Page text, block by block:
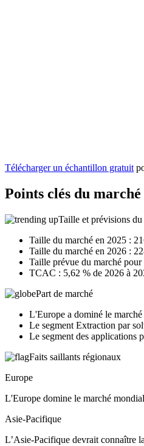
Télécharger un échantillon gratuit
Points clés du
Taille et prévisions
Taille du marché en 2025 :
Taille du marché en 2026 :
Taille prévue du marché
TCAC : 5,62 % de 2026 à
Part de marché
L'Europe a dominé le
Le segment Extraction par
Le segment des applications
Faits saillants régionaux
Europe
L'Europe domine le marché
Asie-Pacifique
L’Asie-Pacifique devrait connaître